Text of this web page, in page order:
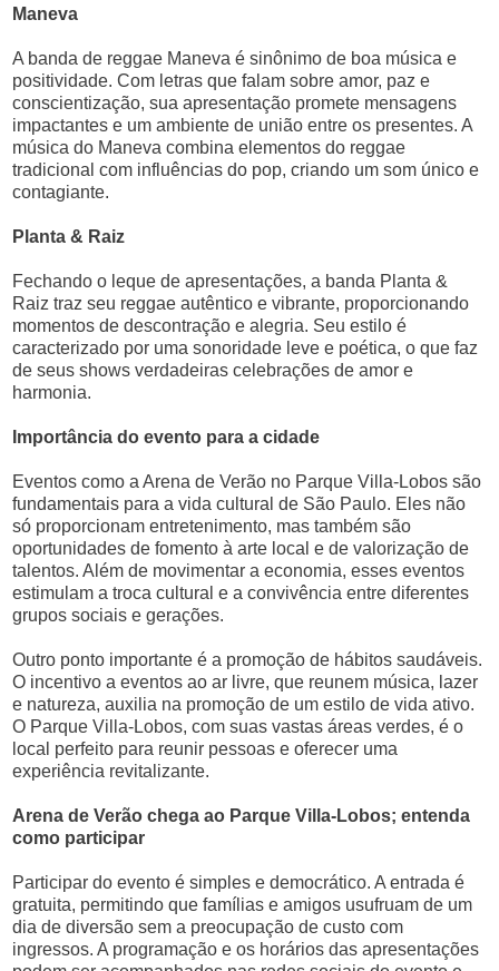
Maneva
A banda de reggae Maneva é sinônimo de boa música e
positividade. Com letras que falam sobre amor, paz e
conscientização, sua apresentação promete mensagens
impactantes e um ambiente de união entre os presentes. A
música do Maneva combina elementos do reggae
tradicional com influências do pop, criando um som único e
contagiante.
Planta & Raiz
Fechando o leque de apresentações, a banda Planta &
Raiz traz seu reggae autêntico e vibrante, proporcionando
momentos de descontração e alegria. Seu estilo é
caracterizado por uma sonoridade leve e poética, o que faz
de seus shows verdadeiras celebrações de amor e
harmonia.
Importância do evento para a cidade
Eventos como a Arena de Verão no Parque Villa-Lobos são
fundamentais para a vida cultural de São Paulo. Eles não
só proporcionam entretenimento, mas também são
oportunidades de fomento à arte local e de valorização de
talentos. Além de movimentar a economia, esses eventos
estimulam a troca cultural e a convivência entre diferentes
grupos sociais e gerações.
Outro ponto importante é a promoção de hábitos saudáveis.
O incentivo a eventos ao ar livre, que reunem música, lazer
e natureza, auxilia na promoção de um estilo de vida ativo.
O Parque Villa-Lobos, com suas vastas áreas verdes, é o
local perfeito para reunir pessoas e oferecer uma
experiência revitalizante.
Arena de Verão chega ao Parque Villa-Lobos; entenda
como participar
Participar do evento é simples e democrático. A entrada é
gratuita, permitindo que famílias e amigos usufruam de um
dia de diversão sem a preocupação de custo com
ingressos. A programação e os horários das apresentações